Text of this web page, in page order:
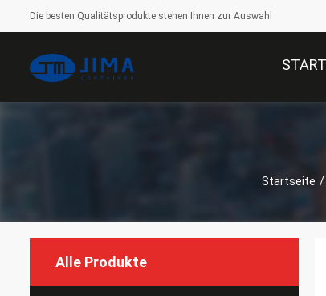
Die besten Qualitätsprodukte stehen Ihnen zur Auswahl
Startseite /
Alle Produkte